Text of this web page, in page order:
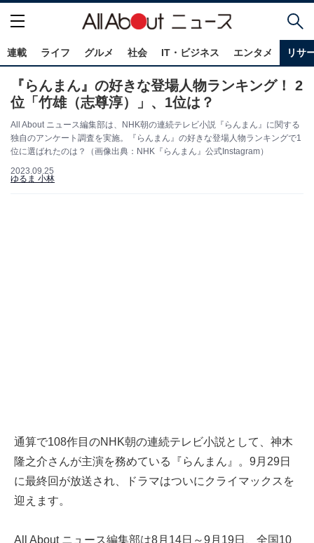
連載 ライフ グルメ 社会 IT・ビジネス エンタメ リサ
『らんまん』の好きな登場人物ランキング！ 2
位「竹雄（志尊淳）」、1位は？
All About ニュース編集部は、NHK朝の連続テレビ小説『らんまん』に関する
独自のアンケート調査を実施。『らんまん』の好きな登場人物ランキングで1
位に選ばれたのは？（画像出典：NHK『らんまん』公式Instagram）
2023.09.25
ゆるま 小林
通算で108作目のNHK朝の連続テレビ小説として、神木
隆之介さんが主演を務めている『らんまん』。9月29日
に最終回が放送され、ドラマはついにクライマックスを
迎えます。
All About ニュース編集部は8月14日～9月19日、全国10